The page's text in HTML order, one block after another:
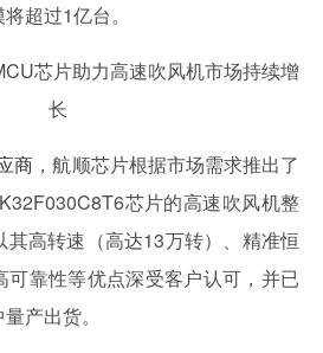
超过1亿台。
商 ，航顺芯片根据市场需求推出了
芯片的高速吹风机整
高转速（高达13万转）、精准恒
可靠性等优点深受客户认可，并已
产出货。